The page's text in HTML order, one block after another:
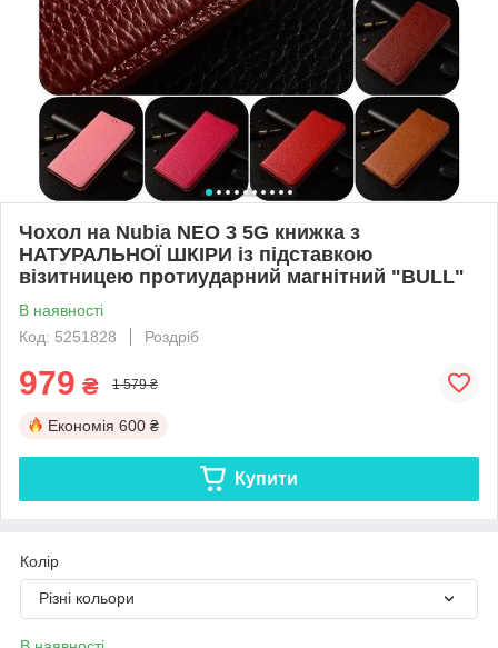
Чохол на Nubia NEO 3 5G книжка з
НАТУРАЛЬНОЇ ШКІРИ із підставкою
візитницею протиударний магнітний "BULL"
В наявності
Код: 5251828
Роздріб
979 ₴ 1 579 ₴
Економія 600 ₴
Купити
Колір
Різні кольори